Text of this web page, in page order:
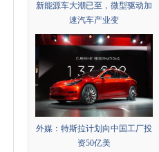
新能源车大潮已至，微型驱动加
速汽车产业变
外媒：特斯拉计划向中国工厂投
资50亿美